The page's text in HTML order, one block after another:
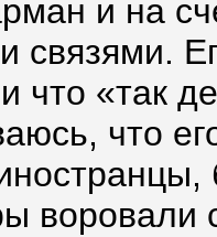
и на
связями.
что «так
что
воровали